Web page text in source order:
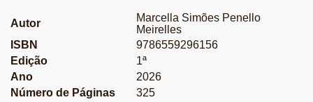
Autor
Marcella Simões Penello
Meirelles
ISBN
9786559296156
Edição
1ª
Ano
2026
Número de Páginas
325